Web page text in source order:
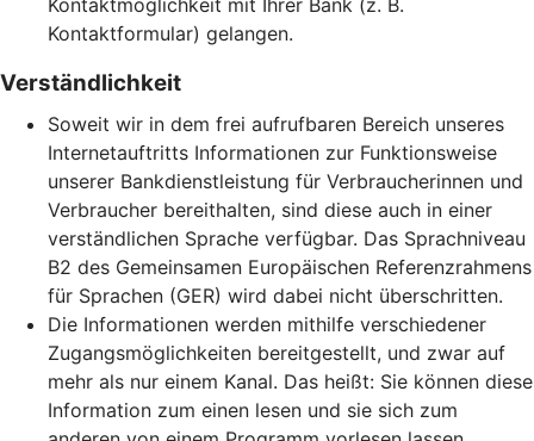
Kontaktmöglichkeit mit Ihrer Bank (z. B.
Kontaktformular) gelangen.
Verständlichkeit
Soweit wir in dem frei aufrufbaren Bereich unseres
Internetauftritts Informationen zur Funktionsweise
unserer Bankdienstleistung für Verbraucherinnen und
Verbraucher bereithalten, sind diese auch in einer
verständlichen Sprache verfügbar. Das Sprachniveau
B2 des Gemeinsamen Europäischen Referenzrahmens
für Sprachen (GER) wird dabei nicht überschritten.
Die Informationen werden mithilfe verschiedener
Zugangsmöglichkeiten bereitgestellt, und zwar auf
mehr als nur einem Kanal. Das heißt: Sie können diese
Information zum einen lesen und sie sich zum